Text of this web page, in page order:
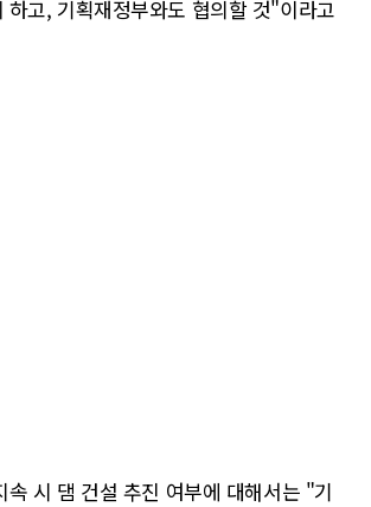
하고, 기획재정부와도 협의할 것"이라고
속 시 댐 건설 추진 여부에 대해서는 "기